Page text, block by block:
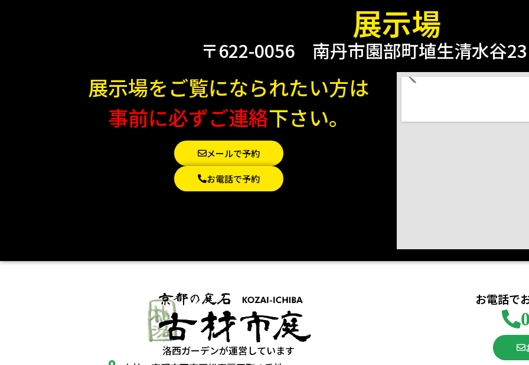
展示場
〒622-0056 南丹市園部町埴生清水谷
展示場をご覧になられたい方は
事前に必ずご連絡下さい。
メールで予約
お電話で予約
洛西ガーデンが運営しています
お電話で